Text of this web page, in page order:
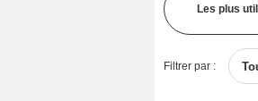
Les plus
Filtrer par :